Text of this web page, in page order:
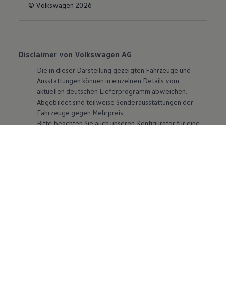
© Volkswagen 2026
Disclaimer von Volkswagen AG
Die in dieser Darstellung gezeigten Fahrzeuge und
Ausstattungen können in einzelnen Details vom
aktuellen deutschen Lieferprogramm abweichen.
Abgebildet sind teilweise Sonderausstattungen der
Fahrzeuge gegen Mehrpreis.
Bitte beachten Sie auch unseren Konfigurator für eine